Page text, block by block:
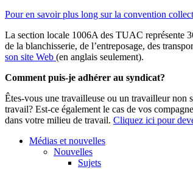
Pour en savoir plus long sur la convention
La section locale 1006A des TUAC représente
de la blanchisserie, de l’entreposage, des
son site Web (en anglais seulement).
Comment puis-je adhérer au syndicat?
Êtes-vous une travailleuse ou un travailleur non
travail? Est-ce également le cas de vos
dans votre milieu de travail. Cliquez ici pour
Médias et nouvelles
Nouvelles
Sujets